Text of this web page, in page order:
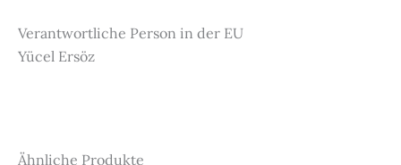
Verantwortliche Person in der EU
Yücel Ersöz
Ähnliche Produkte